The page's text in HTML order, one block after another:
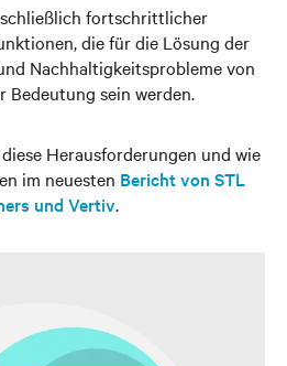
fortschrittlicher
die für die Lösung der
Nachhaltigkeitsprobleme von
Bedeutung sein werden.
Herausforderungen und wie
im neuesten Bericht von STL
und Vertiv.